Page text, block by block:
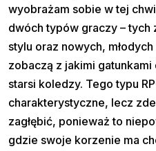
wyobrażam sobie w tej
dwóch typów graczy – tych
stylu oraz nowych,
zobaczą z jakimi
starsi koledzy. Tego typu
charakterystyczne, lecz
zagłębić, ponieważ to
gdzie swoje korzenie ma